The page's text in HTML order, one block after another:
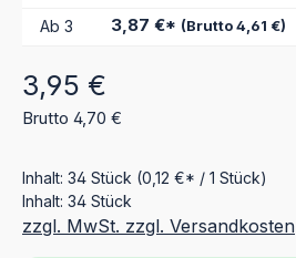
Ab 3 3,87 €* (Brutto 4,61 €)
Regulärer Preis:
3,95 €
Brutto 4,70 €
Inhalt: 34 Stück (0,12 €* / 1 Stück)
Inhalt: 34 Stück
zzgl. MwSt. zzgl. Versandkosten